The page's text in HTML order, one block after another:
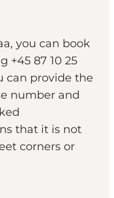
you can book
+45 87 10 25
can provide the
number and
that it is not
corners or